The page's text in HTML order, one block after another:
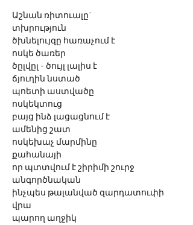
Աշնան ռիտուալը`
տխրություն
ծխնելույզը հառաչում է
ոսկե ծառեր
ծըլվըլ - ծույլ լալիս է
ճյուղին նստած
պոետի աստվածը
ոսկեկտուց
բայց ինձ լացացնում է
ամենից շատ
ոսկեխաչ մարմինը
քահանայի
որ պտտվում է շիրիմի շուրջ
անգործնական
ինչպես թալանված զարդատուփի
վրա
պարող աղջիկ